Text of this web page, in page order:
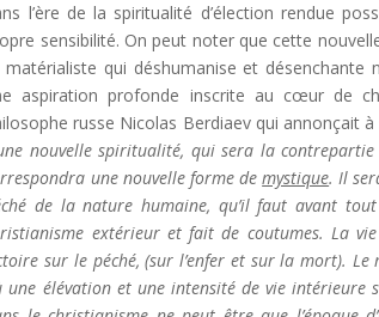
l’ère de la spiritualité d’élection rendue
sensibilité. On peut noter que cette
matérialiste qui déshumanise et désenchante
aspiration profonde inscrite au cœur de
russe Nicolas Berdiaev qui annonçait
nouvelle spiritualité, qui sera la
une nouvelle forme demystique. Il
de la nature humaine, qu’il faut avant
extérieur et fait de coutumes. La
sur le péché, (sur l’enfer et sur la mort).
une élévation et une intensité de vie intérieure